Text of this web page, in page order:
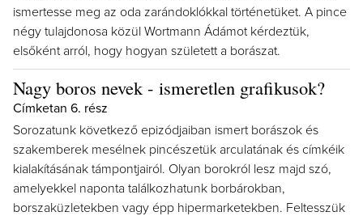
ismertesse meg az oda zarándoklókkal történetüket. A pince
négy tulajdonosa közül Wortmann Ádámot kérdeztük,
elsőként arról, hogy hogyan született a borászat.
Nagy boros nevek - ismeretlen grafikusok?
Címketan 6. rész
Sorozatunk következő epizódjaiban ismert borászok és
szakemberek mesélnek pincészetük arculatának és címkéik
kialakításának támpontjairól. Olyan borokról lesz majd szó,
amelyekkel naponta találkozhatunk borbárokban,
borszaküzletekben vagy épp hipermarketekben. Feltesszük